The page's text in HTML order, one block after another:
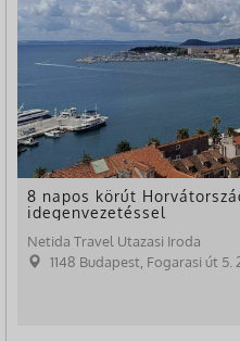
8 napos körút
idegenvezetéssel
Netida Travel Utazasi Iroda
1148 Budapest, Fogarasi út 5. 27.